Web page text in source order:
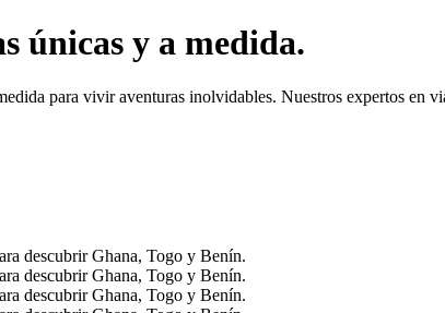
únicas y a medida.
para vivir aventuras inolvidables. Nuestros expertos en